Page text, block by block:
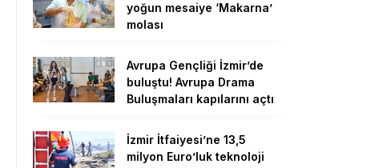
yoğun mesaiye ‘Makarna’
molası
Avrupa Gençliği İzmir’de
buluştu! Avrupa Drama
Buluşmaları kapılarını açtı
İzmir İtfaiyesi’ne 13,5
milyon Euro’luk teknoloji